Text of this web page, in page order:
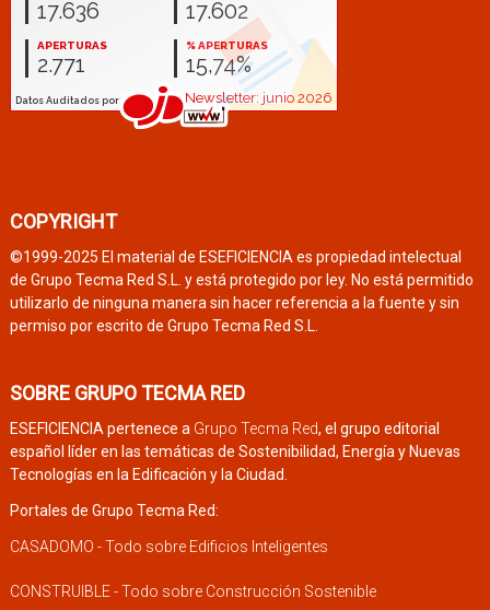
COPYRIGHT
©1999-2025 El material de ESEFICIENCIA es propiedad intelectual
de Grupo Tecma Red S.L. y está protegido por ley. No está permitido
utilizarlo de ninguna manera sin hacer referencia a la fuente y sin
permiso por escrito de Grupo Tecma Red S.L.
SOBRE GRUPO TECMA RED
ESEFICIENCIA pertenece a Grupo Tecma Red, el grupo editorial
español líder en las temáticas de Sostenibilidad, Energía y Nuevas
Tecnologías en la Edificación y la Ciudad.
Portales de Grupo Tecma Red:
CASADOMO - Todo sobre Edificios Inteligentes
CONSTRUIBLE - Todo sobre Construcción Sostenible